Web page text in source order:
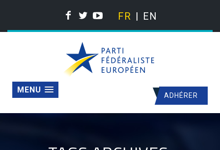
FR EN
ADHÉRER
MENU